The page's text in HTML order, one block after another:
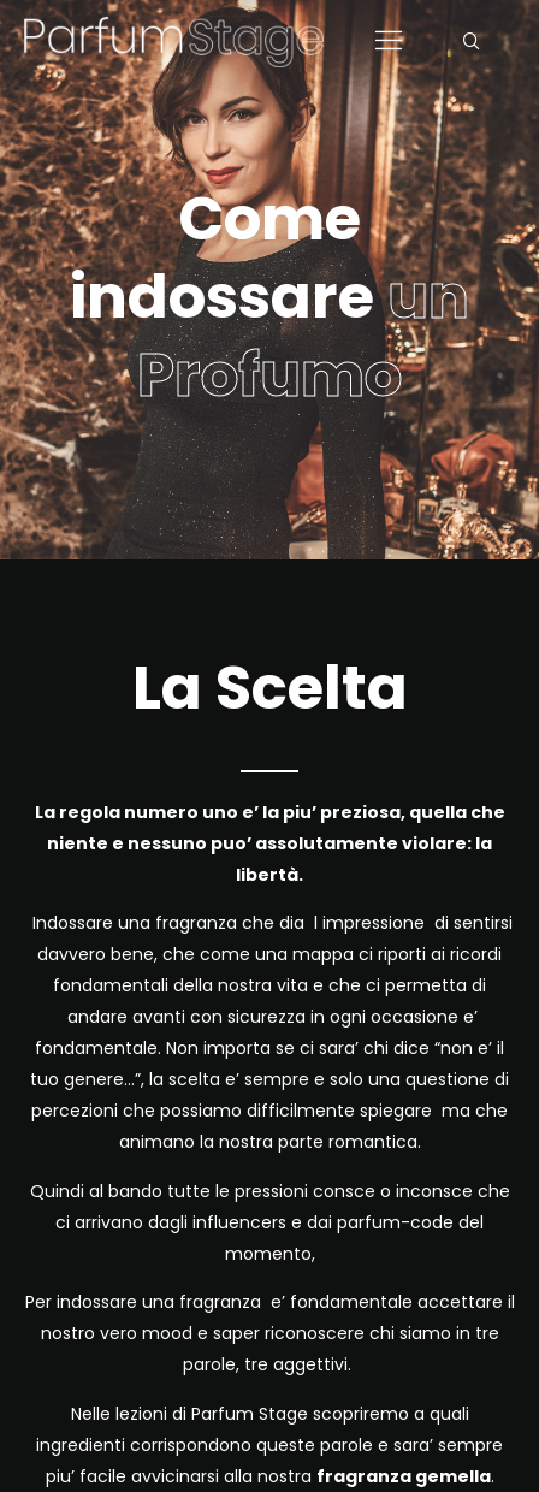
Come
indossareun
Profumo
La Scelta
La regola numero uno e’ la piu’ preziosa, quella che
niente e nessuno puo’ assolutamente violare: la
libertà.
Indossare una fragranza che dia l impressione di sentirsi
davvero bene, che come una mappa ci riporti ai ricordi
fondamentali della nostra vita e che ci permetta di
andare avanti con sicurezza in ogni occasione e’
fondamentale. Non importa se ci sara’ chi dice “non e’ il
tuo genere…”, la scelta e’ sempre e solo una questione di
percezioni che possiamo difficilmente spiegare ma che
animano la nostra parte romantica.
Quindi al bando tutte le pressioni consce o inconsce che
ci arrivano dagli influencers e dai parfum-code del
momento,
Per indossare una fragranza e’ fondamentale accettare il
nostro vero mood e saper riconoscere chi siamo in tre
parole, tre aggettivi.
Nelle lezioni di Parfum Stage scopriremo a quali
ingredienti corrispondono queste parole e sara’ sempre
piu’ facile avvicinarsi alla nostra fragranza gemella.